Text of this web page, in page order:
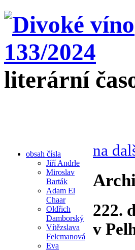
literární
obsah čísla
Jiří Andrle
Miroslav
Barták
Adam El
Chaar
Oldřich
Damborský
Vítězslava
Felcmanová
Eva
na
222.
v